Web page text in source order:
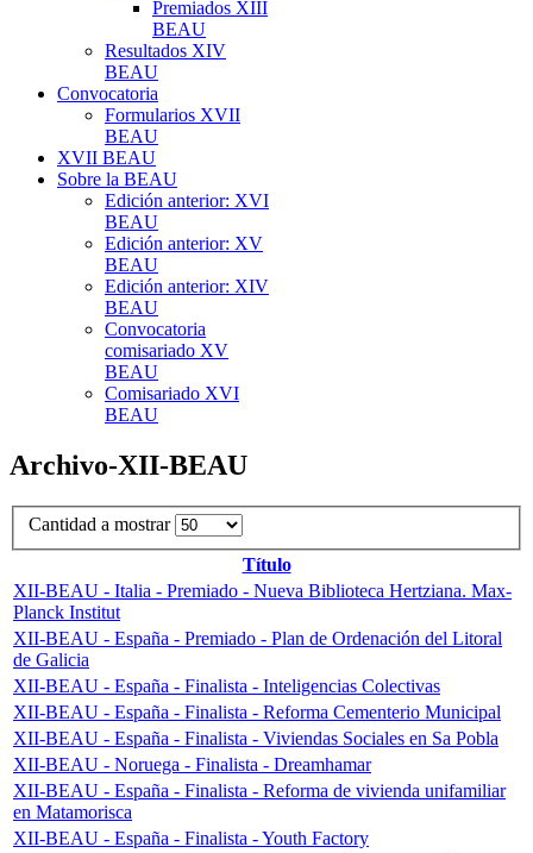
Premiados XIII
BEAU
Resultados XIV
BEAU
Convocatoria
Formularios XVII
BEAU
XVII BEAU
Sobre la BEAU
Edición anterior: XVI
BEAU
Edición anterior: XV
BEAU
Edición anterior: XIV
BEAU
Convocatoria
comisariado XV
BEAU
Comisariado XVI
BEAU
Archivo-XII-BEAU
Cantidad a mostrar
Título
XII-BEAU - Italia - Premiado - Nueva Biblioteca Hertziana. Max-
Planck Institut
XII-BEAU - España - Premiado - Plan de Ordenación del Litoral
de Galicia
XII-BEAU - España - Finalista - Inteligencias Colectivas
XII-BEAU - España - Finalista - Reforma Cementerio Municipal
XII-BEAU - España - Finalista - Viviendas Sociales en Sa Pobla
XII-BEAU - Noruega - Finalista - Dreamhamar
XII-BEAU - España - Finalista - Reforma de vivienda unifamiliar
en Matamorisca
XII-BEAU - España - Finalista - Youth Factory